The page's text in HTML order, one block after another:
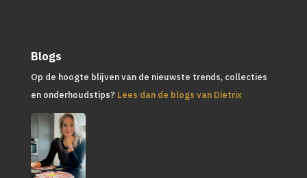
Blogs
Op de hoogte blijven van de nieuwste trends, collecties
en onderhoudstips? Lees dan de blogs van Dietrix